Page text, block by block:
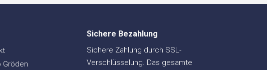
Gröden
Sichere Bezahlung
Sichere Zahlung durch SSL-
Verschlüsselung. Das gesamte